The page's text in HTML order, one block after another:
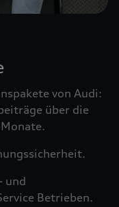
von Audi:
über die
und
Betrieben.